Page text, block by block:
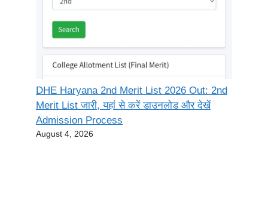
DHE Haryana 2nd Merit List 2026 Out: 2nd
Merit List जारी, यहां से करें डाउनलोड और देखें
Admission Process
August 4, 2026